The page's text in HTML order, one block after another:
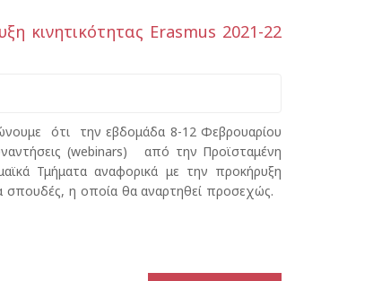
κινητικότητας Erasmus 2021-22
ότι την εβδομάδα 8-12 Φεβρουαρίου
(webinars) από την Προϊσταμένη
Τμήματα αναφορικά με την προκήρυξη
σπουδές, η οποία θα αναρτηθεί προσεχώς.